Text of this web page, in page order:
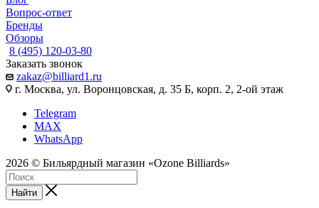
Вопрос-ответ
Бренды
Обзоры
8 (495) 120-03-80
Заказать звонок
zakaz@billiard1.ru
г. Москва, ул. Воронцовская, д. 35 Б, корп. 2, 2-ой этаж
Telegram
MAX
WhatsApp
2026 © Бильярдный магазин «Ozone Billiards»
Найти